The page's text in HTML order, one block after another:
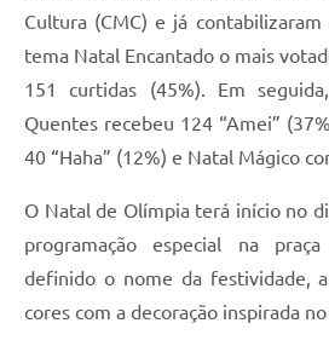
Cultura (CMC) e já
tema Natal Encantado o mais
151 curtidas (45%). Em
Quentes recebeu 124 “Amei”
40 “Haha” (12%) e Natal Mágico
O Natal de Olímpia terá início no
programação especial na
definido o nome da festividade,
cores com a decoração inspirada